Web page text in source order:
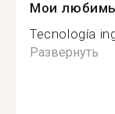
Мои
Tecnología
Развернуть